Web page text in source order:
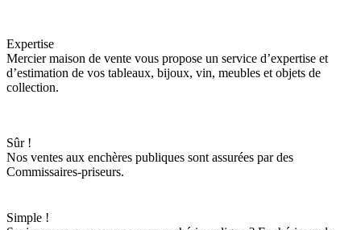
Expertise
Mercier maison de vente vous propose un service d’expertise et
d’estimation de vos tableaux, bijoux, vin, meubles et objets de
collection.
Sûr !
Nos ventes aux enchères publiques sont assurées par des
Commissaires-priseurs.
Simple !